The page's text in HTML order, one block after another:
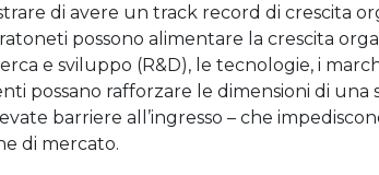
di avere un track record di crescita
possono alimentare la crescita
e sviluppo (R&D), le tecnologie, i
possano rafforzare le dimensioni di una
barriere all’ingresso – che
di mercato.